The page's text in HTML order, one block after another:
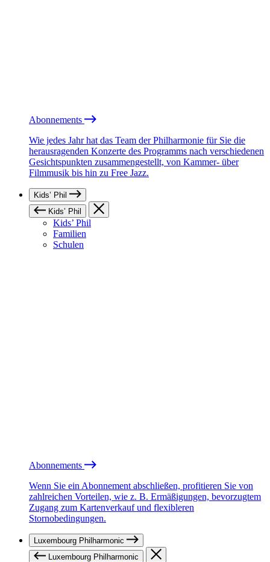
Abonnements
Wie jedes Jahr hat das Team der Philharmonie für Sie die
herausragenden Konzerte des Programms nach verschiedenen
Gesichtspunkten zusammengestellt, von Kammer- über
Filmmusik bis hin zu Free Jazz.
Kids’ Phil
Kids’ Phil
Kids’ Phil
Familien
Schulen
Abonnements
Wenn Sie ein Abonnement abschließen, profitieren Sie von
zahlreichen Vorteilen, wie z. B. Ermäßigungen, bevorzugtem
Zugang zum Kartenverkauf und flexibleren
Stornobedingungen.
Luxembourg Philharmonic
Luxembourg Philharmonic